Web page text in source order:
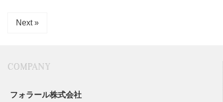
Next »
COMPANY
フォラール株式会社